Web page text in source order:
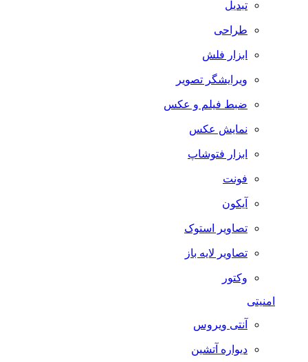
تبدیل
طراحی
ابزار فلش
ویرایشگر تصویر
ضبط فيلم و عكس
نمایش عکس
ابزار فتوشاپ
فونت
آیکون
تصاویر استوک
تصاویر لایه باز
وکتور
امنیتی
آنتی ویروس
دیواره آتشین